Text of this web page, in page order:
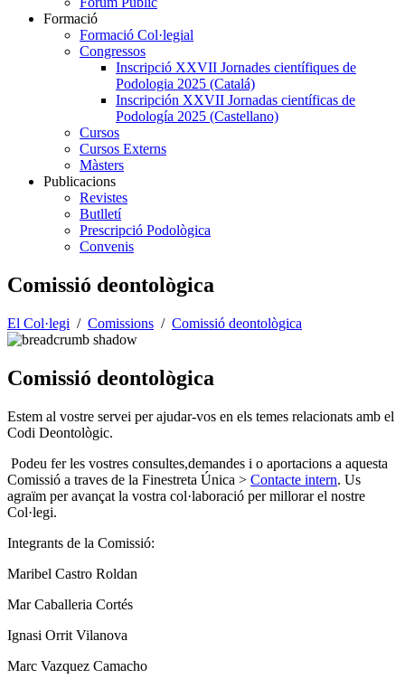
Formació
Formació Col·legial
Congressos
Inscripció XXVII Jornades científiques de
Podologia 2025 (Catalá)
Inscripción XXVII Jornadas científicas de
Podología 2025 (Castellano)
Cursos
Cursos Externs
Màsters
Publicacions
Revistes
Butlletí
Prescripció Podològica
Convenis
Comissió deontològica
El Col·legi / Comissions / Comissió deontològica
Comissió deontològica
Estem al vostre servei per ajudar-vos en els temes relacionats amb el
Codi Deontològic.
Podeu fer les vostres consultes,demandes i o aportacions a aquesta
Comissió a traves de la Finestreta Única > Contacte intern. Us
agraïm per avançat la vostra col·laboració per millorar el nostre
Col·legi.
Integrants de la Comissió:
Maribel Castro Roldan
Mar Caballeria Cortés
Ignasi Orrit Vilanova
Marc Vazquez Camacho